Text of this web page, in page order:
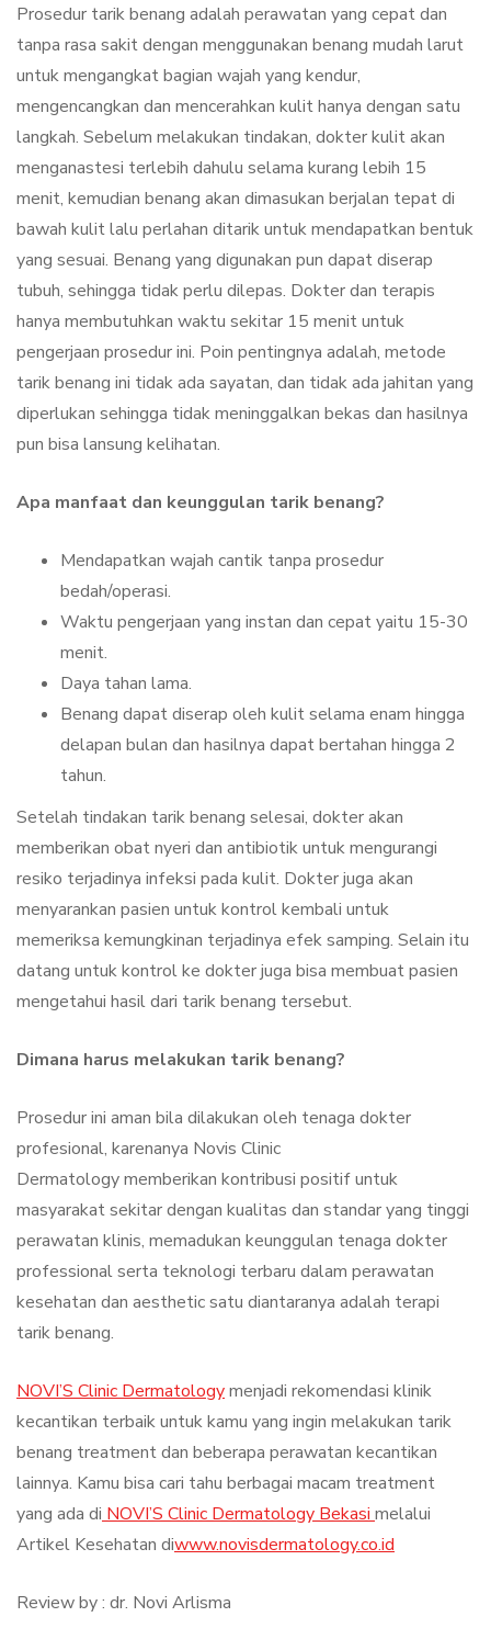
Prosedur tarik benang adalah perawatan yang cepat dan
tanpa rasa sakit dengan menggunakan benang mudah larut
untuk mengangkat bagian wajah yang kendur,
mengencangkan dan mencerahkan kulit hanya dengan satu
langkah. Sebelum melakukan tindakan, dokter kulit akan
menganastesi terlebih dahulu selama kurang lebih 15
menit, kemudian benang akan dimasukan berjalan tepat di
bawah kulit lalu perlahan ditarik untuk mendapatkan bentuk
yang sesuai. Benang yang digunakan pun dapat diserap
tubuh, sehingga tidak perlu dilepas. Dokter dan terapis
hanya membutuhkan waktu sekitar 15 menit untuk
pengerjaan prosedur ini. Poin pentingnya adalah, metode
tarik benang ini tidak ada sayatan, dan tidak ada jahitan yang
diperlukan sehingga tidak meninggalkan bekas dan hasilnya
pun bisa lansung kelihatan.
Apa manfaat dan keunggulan tarik benang?
Mendapatkan wajah cantik tanpa prosedur
bedah/operasi.
Waktu pengerjaan yang instan dan cepat yaitu 15-30
menit.
Daya tahan lama.
Benang dapat diserap oleh kulit selama enam hingga
delapan bulan dan hasilnya dapat bertahan hingga 2
tahun.
Setelah tindakan tarik benang selesai, dokter akan
memberikan obat nyeri dan antibiotik untuk mengurangi
resiko terjadinya infeksi pada kulit. Dokter juga akan
menyarankan pasien untuk kontrol kembali untuk
memeriksa kemungkinan terjadinya efek samping. Selain itu
datang untuk kontrol ke dokter juga bisa membuat pasien
mengetahui hasil dari tarik benang tersebut.
Dimana harus melakukan tarik benang?
Prosedur ini aman bila dilakukan oleh tenaga dokter
profesional, karenanya Novis Clinic
Dermatology memberikan kontribusi positif untuk
masyarakat sekitar dengan kualitas dan standar yang tinggi
perawatan klinis, memadukan keunggulan tenaga dokter
professional serta teknologi terbaru dalam perawatan
kesehatan dan aesthetic satu diantaranya adalah terapi
tarik benang.
NOVI’S Clinic Dermatologymenjadi rekomendasi klinik
kecantikan terbaik untuk kamu yang ingin melakukan tarik
benang treatment dan beberapa perawatan kecantikan
lainnya. Kamu bisa cari tahu berbagai macam treatment
yang ada di NOVI’S Clinic Dermatology Bekasi melalui
Artikel Kesehatan diwww.novisdermatology.co.id
Review by : dr. Novi Arlisma